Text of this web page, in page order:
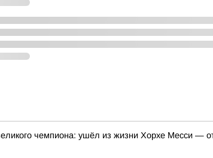
чемпиона: ушёл из жизни Хорхе Месси —